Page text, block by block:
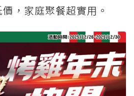
，家庭聚餐超實用。